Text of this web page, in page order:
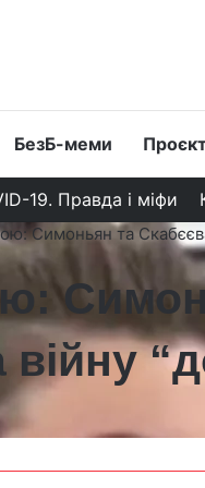
БезБ-меми
19. Правда і міфи
Симоньян та
війну